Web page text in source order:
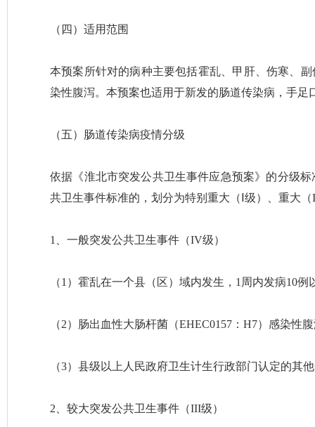
（四）适用范围
本预案所针对的病种主要包括霍乱、甲肝、伤寒、
染性腹泻。本预案也适用于新发的肠道传染病，手
（五）肠道传染病疫情分级
依据《淮北市突发公共卫生事件应急预案》的分级
共卫生事件标准的，划分为特别重大（Ⅰ级）、重大
1、一般突发公共卫生事件（IV级）
（1）霍乱在一个县（区）域内发生，1周内发病10例
（2）肠出血性大肠杆菌（EHEC0157：H7）感染性
（3）县级以上人民政府卫生计生行政部门认定的其
2、较大突发公共卫生事件（III级）